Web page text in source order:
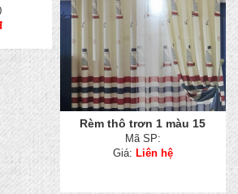
Rèm thô trơn 1 màu 15
Mã SP:
Giá: Liên hệ